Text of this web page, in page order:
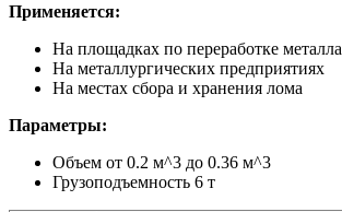
Применяется:
На площадках по переработке металла
На металлургических предприятиях
На местах сбора и хранения лома
Параметры:
Объем от 0.2 м^3 до 0.36 м^3
Грузоподъемность 6 т